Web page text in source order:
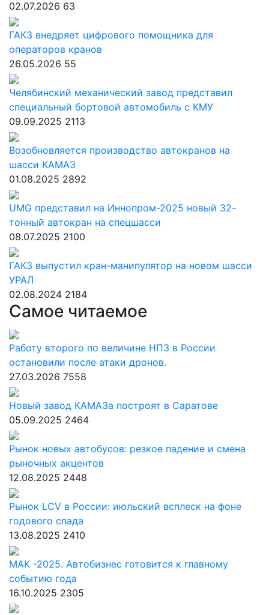
02.07.2026 63
ГАКЗ внедряет цифрового помощника для
операторов кранов
26.05.2026 55
Челябинский механический завод представил
специальный бортовой автомобиль с КМУ
09.09.2025 2113
Возобновляется производство автокранов на
шасси КАМАЗ
01.08.2025 2892
UMG представил на Иннопром-2025 новый 32-
тонный автокран на спецшасси
08.07.2025 2100
ГАКЗ выпустил кран-манипулятор на новом шасси
УРАЛ
02.08.2024 2184
Самое читаемое
Работу второго по величине НПЗ в России
остановили после атаки дронов.
27.03.2026 7558
Новый завод КАМАЗа построят в Саратове
05.09.2025 2464
Рынок новых автобусов: резкое падение и смена
рыночных акцентов
12.08.2025 2448
Рынок LCV в России: июльский всплеск на фоне
годового спада
13.08.2025 2410
МАК -2025. Автобизнес готовится к главному
событию года
16.10.2025 2305